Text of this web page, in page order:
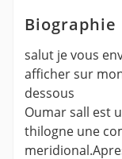
Biographie
salut je vous
afficher sur
dessous
Oumar sall est
thilogne une